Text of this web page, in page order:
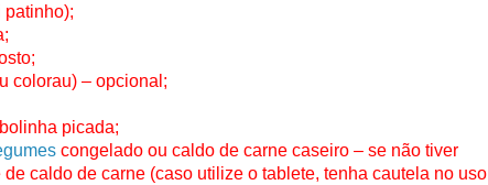
patinho);
colorau) – opcional;
picada;
congelado ou caldo de carne caseiro – se não tiver
caldo de carne (caso utilize o tablete, tenha cautela no uso